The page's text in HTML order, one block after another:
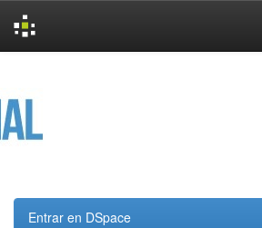
Entrar en DSpace